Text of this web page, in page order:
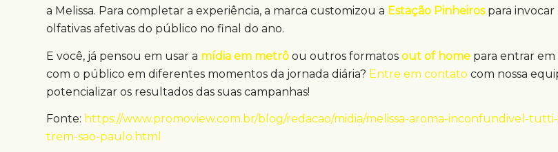
a Melissa. Para completar a experiência, a marca customizou a Estação Pinheirospara invocar
olfativas afetivas do público no final do ano.
E você, já pensou em usar a mídia em metrô ou outros formatos out of home para entrar
com o público em diferentes momentos da jornada diária? Entre em contato com nossa
potencializar os resultados das suas campanhas!
Fonte: https://www.promoview.com.br/blog/redacao/midia/melissa-aroma-inconfundivel-
trem-sao-paulo.html